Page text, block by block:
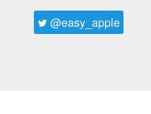
@easy_apple